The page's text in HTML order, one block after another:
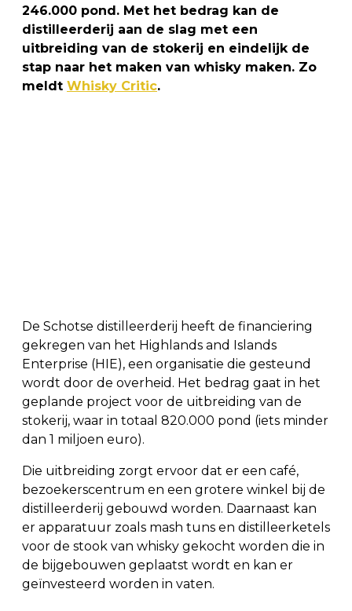
246.000 pond. Met het bedrag kan de
distilleerderij aan de slag met een
uitbreiding van de stokerij en eindelijk de
stap naar het maken van whisky maken. Zo
meldt Whisky Critic.
De Schotse distilleerderij heeft de financiering
gekregen van het Highlands and Islands
Enterprise (HIE), een organisatie die gesteund
wordt door de overheid. Het bedrag gaat in het
geplande project voor de uitbreiding van de
stokerij, waar in totaal 820.000 pond (iets minder
dan 1 miljoen euro).
Die uitbreiding zorgt ervoor dat er een café,
bezoekerscentrum en een grotere winkel bij de
distilleerderij gebouwd worden. Daarnaast kan
er apparatuur zoals mash tuns en distilleerketels
voor de stook van whisky gekocht worden die in
de bijgebouwen geplaatst wordt en kan er
geïnvesteerd worden in vaten.